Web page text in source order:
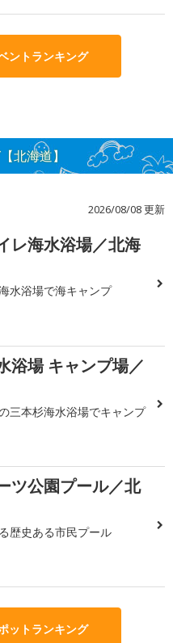
ントランキング
北海道】
2026/08/08 更新
レ海水浴場／北海
水浴場で海キャンプ
浴場 キャンプ場／
三本杉海水浴場でキャンプ
ツ公園プール／北
歴史ある市民プール
ットランキング